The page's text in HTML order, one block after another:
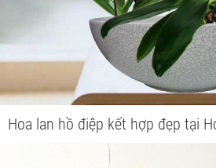
Hoa lan hồ điệp kết hợp đẹp tại